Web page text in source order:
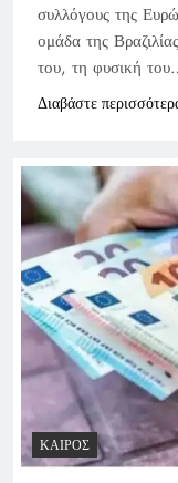
συλλόγους της
ομάδα της
του, τη φυσική
Διαβάστε
ΚΑΙΡΌΣ